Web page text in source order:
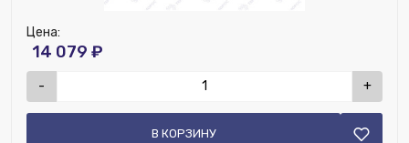
Цена:
14 079 ₽
- +
В КОРЗИНУ